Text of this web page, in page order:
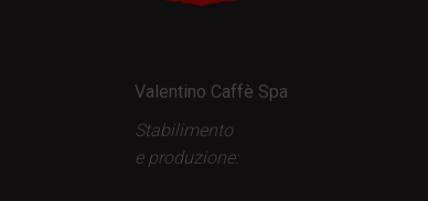
Valentino Caffè Spa
Stabilimento
e produzione: